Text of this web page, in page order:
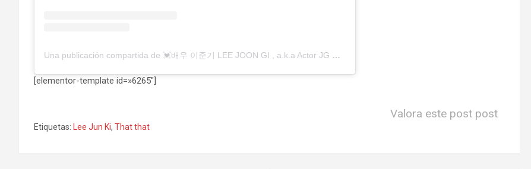
Una publicación compartida de 💓배우 이준기 LEE JOON GI , a.k.a Actor JG 李準基 💓 (@actor_jg)
[elementor-template id=»6265″]
Valora este post post
Etiquetas: Lee Jun Ki, That that